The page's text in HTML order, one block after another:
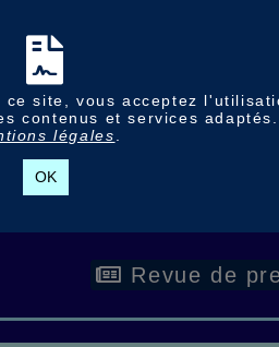
site, vous acceptez
contenus et services adaptés.
légales
OK
Revue de